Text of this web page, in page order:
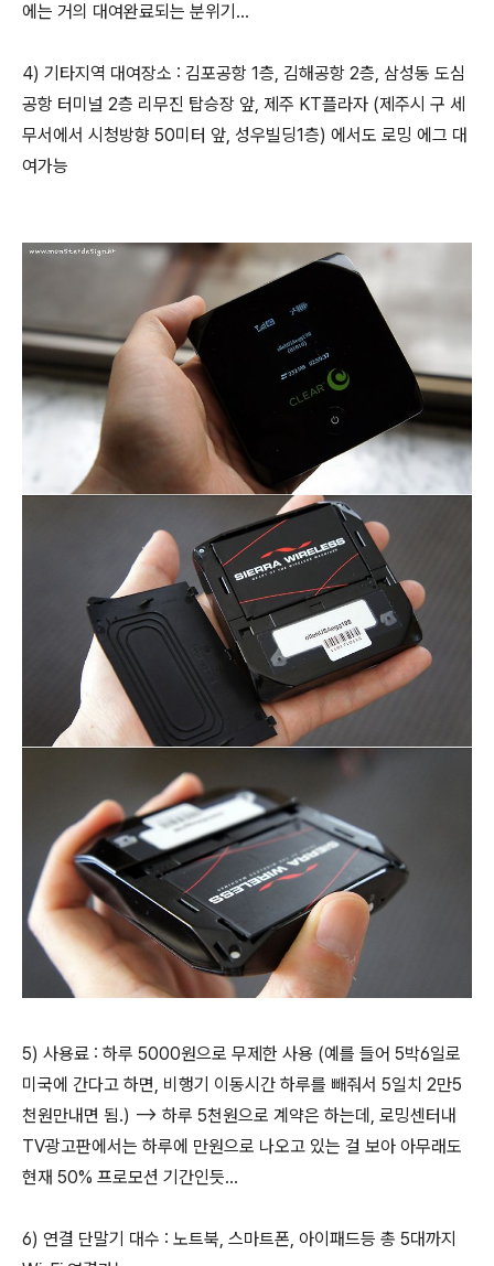
에는 거의 대여완료되는 분위기...
4) 기타지역 대여장소 : 김포공항 1층, 김해공항 2층, 삼성동 도심
공항 터미널 2층 리무진 탑승장 앞, 제주 KT플라자 (제주시 구 세
무서에서 시청방향 50미터 앞, 성우빌딩1층) 에서도 로밍 에그 대
여가능
5) 사용료 : 하루 5000원으로 무제한 사용 (예를 들어 5박6일로
미국에 간다고 하면, 비행기 이동시간 하루를 빼줘서 5일치 2만5
천원만내면 됨.) --> 하루 5천원으로 계약은 하는데, 로밍센터내
TV광고판에서는 하루에 만원으로 나오고 있는 걸 보아 아무래도
현재 50% 프로모션 기간인듯...
6) 연결 단말기 대수 : 노트북, 스마트폰, 아이패드등 총 5대까지